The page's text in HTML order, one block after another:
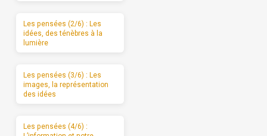
Les pensées (2/6) : Les
idées, des ténèbres à la
lumière
Les pensées (3/6) : Les
images, la représentation
des idées
Les pensées (4/6) :